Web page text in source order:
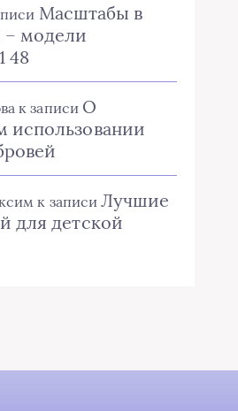
Масштабы в
модели
48
к записи О
использовании
к записиЛучшие
для детской